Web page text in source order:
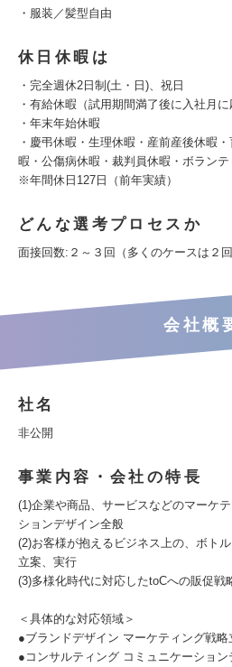
・服装／髪型自由
休日休暇は
・完全週休2日制(土・日)、祝日
・有給休暇（試用期間満了後に入社月に
・年末年始休暇
・慶弔休暇・生理休暇・産前産後休暇
暇・公傷病休暇・裁判員休暇・ボランテ
※年間休日127日（前年実績）
どんな選考プロセスか
面接回数:２～３回（多くのケースは２回
会社概
社名
非公開
事業内容・会社の特長
(1)企業や商品、サービスなどのマーケ
ションデザイン全般
(2)お客様が抱えるビジネス上の、ボト
立案、実行
(3)多様化時代に対応したtoCへの販促戦
＜具体的な対応領域＞
●ブランドデザイン マーケティング戦略
●コンサルティング コミュニケーション